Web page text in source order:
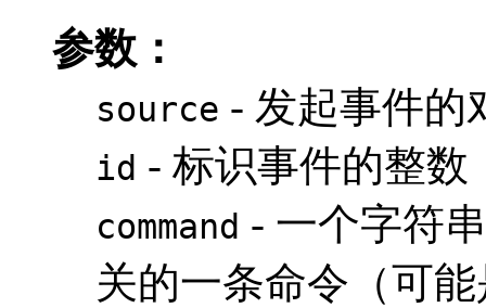
参数：
source - 发起事件的
id - 标识事件的整数
command - 一个字符
关的一条命令（可